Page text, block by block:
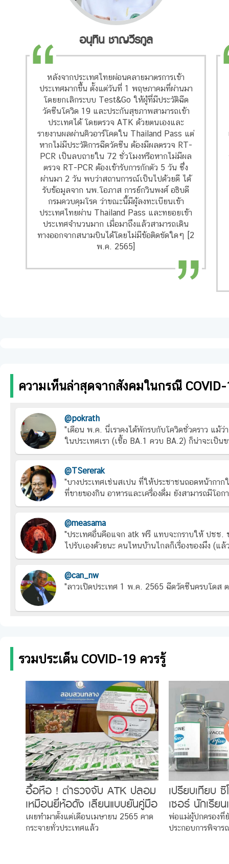
อนุทิน ชาญวีรกูล
หลังจากประเทศไทยผ่อนคลายมาตรการเข้า
ประเทศมากขึ้น ตั้งแต่วันที่ 1 พฤษภาคมที่ผ่านมา
โดยยกเลิกระบบ Test&Go ให้ผู้ที่มีประวัติฉีด
วัคซีนโควิด 19 และประกันสุขภาพสามารถเข้า
ประเทศได้ โดยตรวจ ATK ด้วยตนเองและ
รายงานผลผ่านคิวอาร์โคดใน Thailand Pass แต่
หากไม่มีประวัติการฉีดวัคซีน ต้องมีผลตรวจ RT-
PCR เป็นลบถายใน 72 ชั่วโมงหรือหากไม่มีผล
ตรวจ RT-PCR ต้องเข้ารับการกักตัว 5 วัน ซึ่ง
ผ่านมา 2 วัน พบว่าสถานการณ์เป็นไปด้วยดี ได้
รับข้อมูลจาก นพ.โอภาส การย์กวินพงศ์ อธิบดี
กรมควบคุมโรค ว่าขณะนี้มีผู้ลงทะเบียนเข้า
ประเทศไทยผ่าน Thailand Pass และทยอยเข้า
ประเทศจำนวนมาก เมื่อมาถึงแล้วสามารถเดิน
ทางออกจากสนามบินได้โดยไม่มีข้อติดขัดใดๆ [2
พ.ค. 2565]
ความเห็นล่าสุดจากสังคมในกรณี
@pokrath
"เดือน พ.ค. นี่เราคงได้พักรบกับโควิดชั่วคราว แม้ว่
ในประเทศเรา (เชื้อ BA.1 ควบ BA.2) ก็น่าจะเ
@TSererak
"บางประเทศเช่นสเปน ที่ให้ประชาชนถอดหน้ากา
ที่ขายของกิน อาหารและเครื่องดื่ม ยังสามารถมีโอ
@measama
"ประเทศอื่นคือแจก atk ฟรี แทบจะกราบให้ ปชช.
ไปรับเองด้วยนะ คนไหนบ้านไกลก็เรื่องของมึง (แ
@can_nw
"ลาวเปิดประเทศ 1 พ.ค. 2565 ฉีดวัคซีนครบโดส
รวมประเด็น COVID-19 ควรรู้
อื้อหือ ! ตำรวจจับ ATK ปลอม
เหมือนยี่ห้อดัง เลียนแบบยันคู่มือ
มิน่าทำไมราคาถูก
เผยทำมาตั้งแต่เดือนเมษายน 2565 คาด
กระจายทั่วประเทศแล้ว
เปรียบเทียบ
เซอร์ นักเรีย
วิดตัวไหนดี ?
พ่อแม่ผู้ปกครองที่
ประกอบการพิจาร